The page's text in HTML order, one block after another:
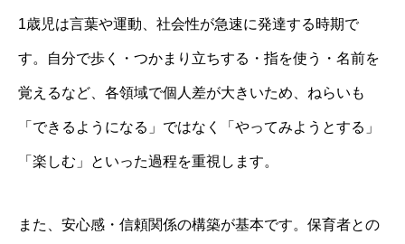
1歳児は言葉や運動、社会性が急速に発達する時期で
す。自分で歩く・つかまり立ちする・指を使う・名前を
覚えるなど、各領域で個人差が大きいため、ねらいも
「できるようになる」ではなく「やってみようとする」
「楽しむ」といった過程を重視します。
また、安心感・信頼関係の構築が基本です。保育者との